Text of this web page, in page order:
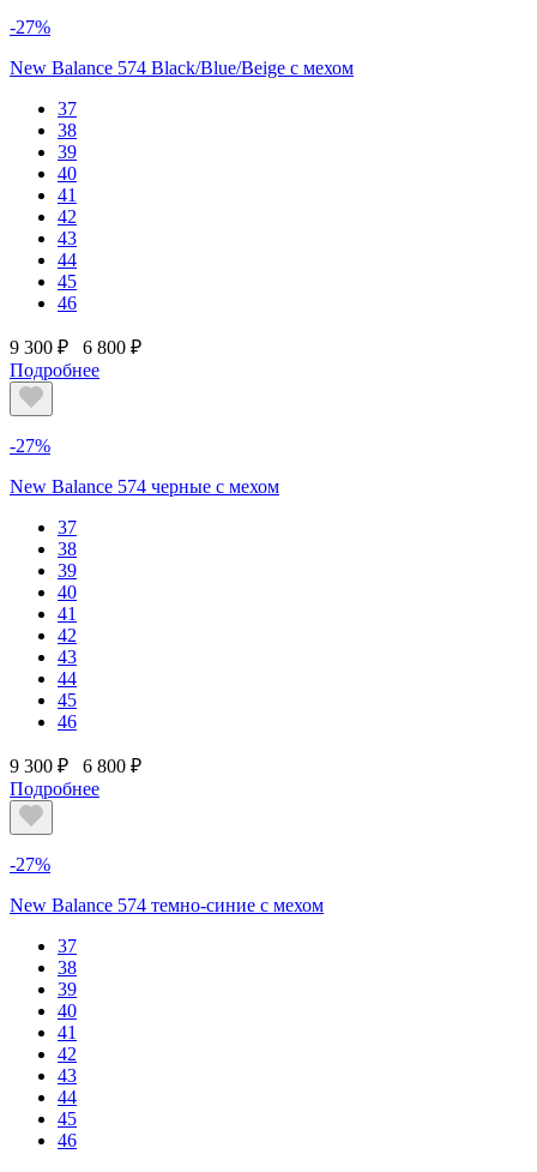
-27%
New Balance 574 Black/Blue/Beige с мехом
37
38
39
40
41
42
43
44
45
46
9 300 ₽
6 800 ₽
Подробнее
-27%
New Balance 574 черные с мехом
37
38
39
40
41
42
43
44
45
46
9 300 ₽
6 800 ₽
Подробнее
-27%
New Balance 574 темно-синие с мехом
37
38
39
40
41
42
43
44
45
46